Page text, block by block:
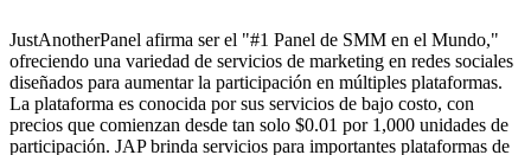
JustAnotherPanel afirma ser el "#1 Panel de SMM en el Mundo,"
ofreciendo una variedad de servicios de marketing en redes sociales
diseñados para aumentar la participación en múltiples plataformas.
La plataforma es conocida por sus servicios de bajo costo, con
precios que comienzan desde tan solo $0.01 por 1,000 unidades de
participación. JAP brinda servicios para importantes plataformas de